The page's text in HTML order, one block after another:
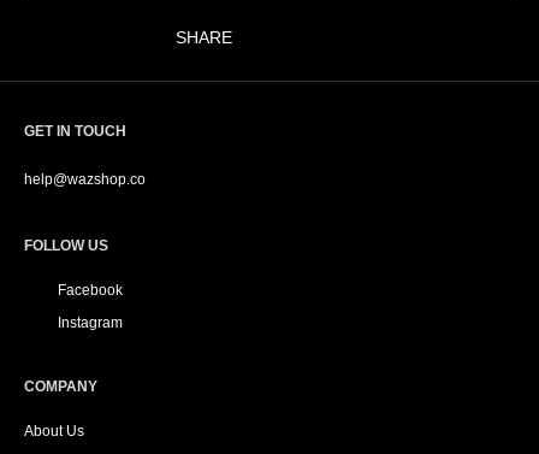
SHARE
GET IN TOUCH
help@wazshop.co
FOLLOW US
Facebook
Instagram
COMPANY
About Us